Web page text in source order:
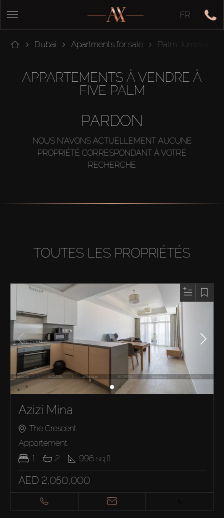
FR
Dubai Apartments for sale Palm Jumeirah
APPARTEMENTS À VENDRE À
FIVE PALM
PARDON
NOUS N'AVONS ACTUELLEMENT AUCUNE
PROPRIÉTÉ CORRESPONDANT À VOTRE
RECHERCHE
TOUTES LES PROPRIÉTÉS
Azizi Mina
The Crescent
Appartement
1
2 996 sq.ft
AED 2,050,000